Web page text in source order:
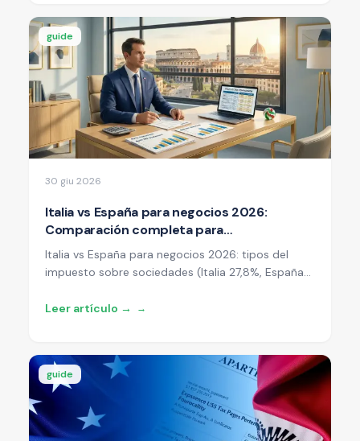
(staking, minería, airdrops, NFTs, swaps),
obligaciones de declaración y cálculos prácticos.
guide
30 giu 2026
Italia vs España para negocios 2026:
Comparación completa para
emprendedores
Italia vs España para negocios 2026: tipos del
impuesto sobre sociedades (Italia 27,8%, España
régimen italiano Impatriati, el impuesto sustitutivo
constitución y marco de decisión.
Leer artículo → →
guide